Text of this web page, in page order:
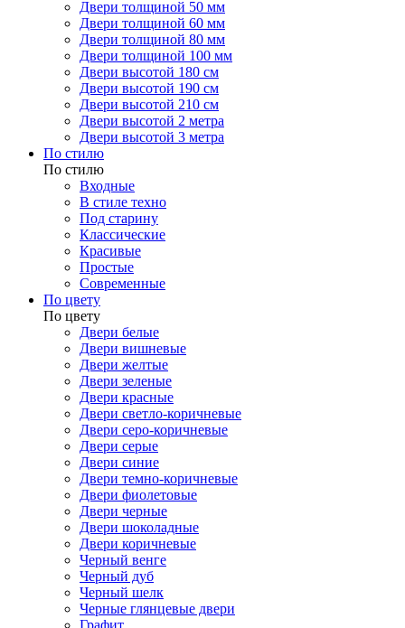
Двери толщиной 50 мм
Двери толщиной 60 мм
Двери толщиной 80 мм
Двери толщиной 100 мм
Двери высотой 180 см
Двери высотой 190 см
Двери высотой 210 см
Двери высотой 2 метра
Двери высотой 3 метра
По стилю
По стилю
Входные
В стиле техно
Под старину
Классические
Красивые
Простые
Современные
По цвету
По цвету
Двери белые
Двери вишневые
Двери желтые
Двери зеленые
Двери красные
Двери светло-коричневые
Двери серо-коричневые
Двери серые
Двери синие
Двери темно-коричневые
Двери фиолетовые
Двери черные
Двери шоколадные
Двери коричневые
Черный венге
Черный дуб
Черный шелк
Черные глянцевые двери